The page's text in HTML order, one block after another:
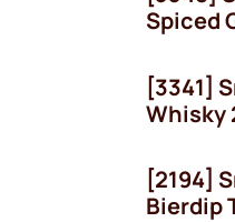
Spiced
[3341]
Whisky
[2194]
Bierdip